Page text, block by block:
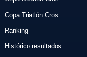
Copa Triatlón Cros
Ranking
Histórico resultados